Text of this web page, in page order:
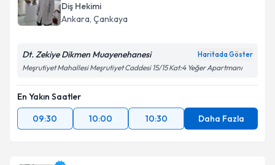
Diş Hekimi
Ankara, Çankaya
Dt. Zekiye Dikmen Muayenehanesi Haritada Göster
Meşrutiyet Mahallesi Meşrutiyet Caddesi 15/15 Kat:4 Yeğer Apartmanı
En Yakın Saatler
09:30
10:00 10:30 Daha Fazla